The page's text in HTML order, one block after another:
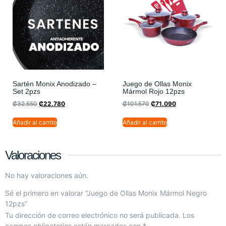
Sartén Monix Anodizado –
Set 2pzs
₡32.550 ₡22.780
Añadir al carrito
Juego de Ollas Monix
Mármol Rojo 12pzs
₡101.570 ₡71.090
Añadir al carrito
Valoraciones
No hay valoraciones aún.
Sé el primero en valorar “Juego de Ollas Monix Mármol Negro
12pzs”
Tu dirección de correo electrónico no será publicada. Los